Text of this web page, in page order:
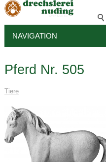
NAVIGATION
Pferd Nr. 505
Tiere